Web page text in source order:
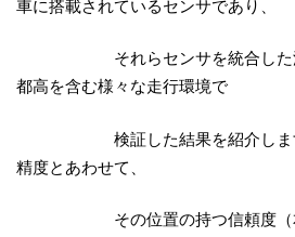
車に搭載されているセンサであり、
それらセンサを統合した測
都高を含む様々な走行環境で
検証した結果を紹介します
精度とあわせて、
その位置の持つ信頼度（本